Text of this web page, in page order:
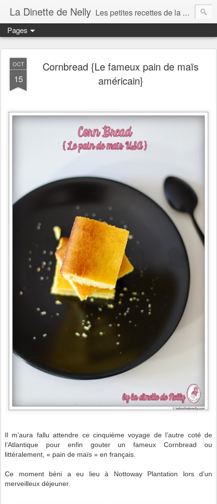
La Dinette de Nelly Les petites recettes de la dinette de Nelly. Des recettes simples, généreuses et gourmandes pour tous les jours c'est tout ça la dinette !
Pages
OCT
15
Cornbread {Le fameux pain de maïs
américain}
Il m’aura fallu attendre ce cinquième voyage de l’autre coté de
l’Atlantique pour enfin gouter un fameux Cornbread ou
littéralement, « pain de maïs » en français.
Ce moment béni a eu lieu à Nottoway Plantation lors d’un
merveilleux déjeuner.